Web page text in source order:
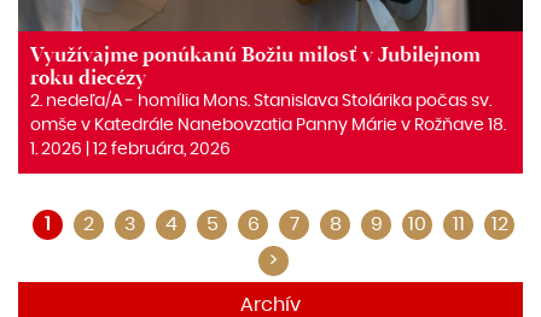
Využívajme ponúkanú Božiu milosť v Jubilejnom
roku diecézy
2. nedeľa/A ‒ homília Mons. Stanislava Stolárika počas sv.
omše v Katedrále Nanebovzatia Panny Márie v Rožňave 18.
1. 2026 | 12 februára, 2026
1 2 3 4 5 6 7 8 9 10 11
12
>
Archív